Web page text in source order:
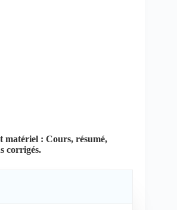
matériel : Cours, résumé,
corrigés.